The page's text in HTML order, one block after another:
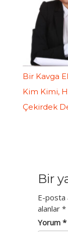
Bir Kavga
Kim Kimi,
Çekirdek
Bir
E-posta
alanlar *
Yorum *